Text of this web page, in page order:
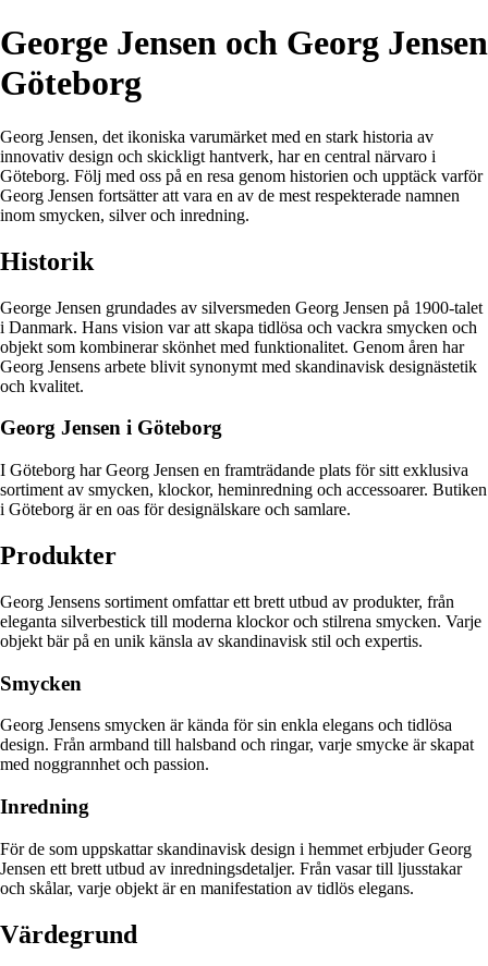
George Jensen och Georg Jensen
Göteborg
Georg Jensen, det ikoniska varumärket med en stark historia av
innovativ design och skickligt hantverk, har en central närvaro i
Göteborg. Följ med oss på en resa genom historien och upptäck varför
Georg Jensen fortsätter att vara en av de mest respekterade namnen
inom smycken, silver och inredning.
Historik
George Jensen grundades av silversmeden Georg Jensen på 1900-talet
i Danmark. Hans vision var att skapa tidlösa och vackra smycken och
objekt som kombinerar skönhet med funktionalitet. Genom åren har
Georg Jensens arbete blivit synonymt med skandinavisk designästetik
och kvalitet.
Georg Jensen i Göteborg
I Göteborg har Georg Jensen en framträdande plats för sitt exklusiva
sortiment av smycken, klockor, heminredning och accessoarer. Butiken
i Göteborg är en oas för designälskare och samlare.
Produkter
Georg Jensens sortiment omfattar ett brett utbud av produkter, från
eleganta silverbestick till moderna klockor och stilrena smycken. Varje
objekt bär på en unik känsla av skandinavisk stil och expertis.
Smycken
Georg Jensens smycken är kända för sin enkla elegans och tidlösa
design. Från armband till halsband och ringar, varje smycke är skapat
med noggrannhet och passion.
Inredning
För de som uppskattar skandinavisk design i hemmet erbjuder Georg
Jensen ett brett utbud av inredningsdetaljer. Från vasar till ljusstakar
och skålar, varje objekt är en manifestation av tidlös elegans.
Värdegrund